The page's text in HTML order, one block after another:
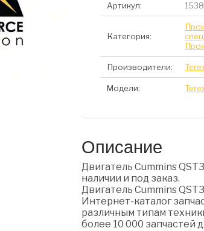
Артикул:
Категория:
Производители:
Модели:
Описание
Двигатель Cummins
наличии и под заказ.
Двигатель Cummins
Интернет-каталог
различным типам
более 10 000 запчастей